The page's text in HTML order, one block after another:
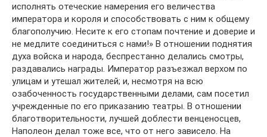
исполнять отеческие намерения его величества
императора и короля и способствовать с ним к общему
благополучию. Несите к его стопам почтение и доверие и
не медлите соединиться с нами!» В отношении поднятия
духа войска и народа, беспрестанно делались смотры,
раздавались награды. Император разъезжал верхом по
улицам и утешал жителей; и, несмотря на всю
озабоченность государственными делами, сам посетил
учрежденные по его приказанию театры. В отношении
благотворительности, лучшей доблести венценосцев,
Наполеон делал тоже все, что от него зависело. На